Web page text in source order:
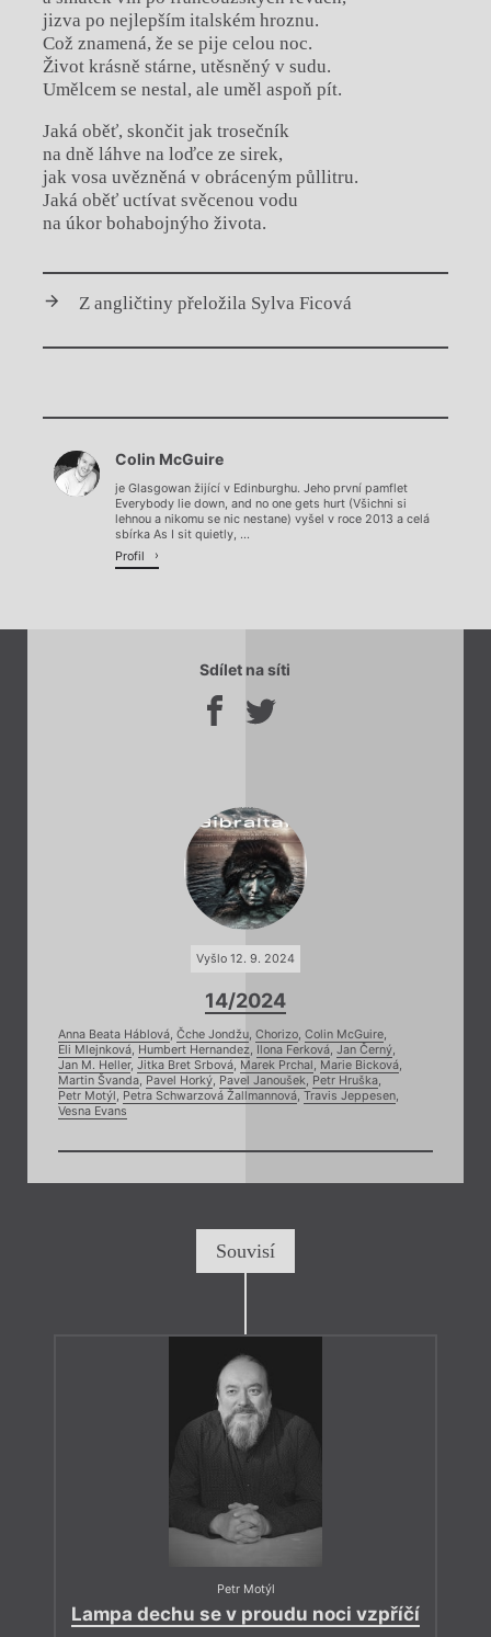
jizva po nejlepším italském hroznu.
Což znamená, že se pije celou noc.
Život krásně stárne, utěsněný v sudu.
Umělcem se nestal, ale uměl aspoň pít.
Jaká oběť, skončit jak trosečník
na dně láhve na loďce ze sirek,
jak vosa uvězněná v obráceným půllitru.
Jaká oběť uctívat svěcenou vodu
na úkor bohabojnýho života.
Z angličtiny přeložila Sylva Ficová
Chviličku.
Načítá se.
Colin McGuire
je Glasgowan žijící v Edinburghu. Jeho první pamflet
Everybody lie down, and no one gets hurt (Všichni si
lehnou a nikomu se nic nestane) vyšel v roce 2013 a celá
sbírka As I sit quietly, ...
Profil
Sdílet na síti
Vyšlo 12. 9. 2024
14/2024
Anna Beata Háblová, Čche Jondžu, Chorizo, Colin McGuire,
Eli Mlejnková, Humbert Hernandez, Ilona Ferková, Jan Černý,
Jan M. Heller, Jitka Bret Srbová, Marek Prchal, Marie Bicková,
Martin Švanda, Pavel Horký, Pavel Janoušek, Petr Hruška,
Petr Motýl, Petra Schwarzová Žallmannová, Travis Jeppesen,
Vesna Evans
Souvisí
Petr Motýl
Lampa dechu se v proudu noci vzpříčí